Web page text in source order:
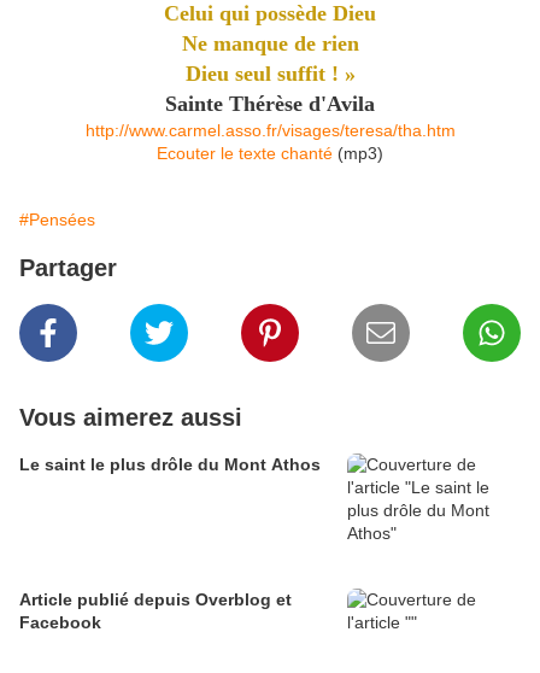
Celui qui possède Dieu
Ne manque de rien
Dieu seul suffit ! »
Sainte Thérèse d'Avila
http://www.carmel.asso.fr/visages/teresa/tha.htm
Ecouter le texte chanté (mp3)
#Pensées
Partager
Vous aimerez aussi
Le saint le plus drôle du Mont Athos
Article publié depuis Overblog et
Facebook